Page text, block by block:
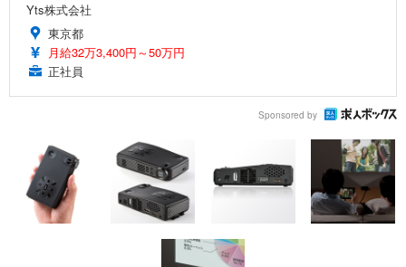
Yts株式会社
東京都
月給32万3,400円～50万円
正社員
Sponsored by